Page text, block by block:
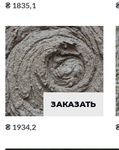
1835,1
ЗАКАЗАТЬ
1934,2